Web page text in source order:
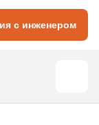
с инженером